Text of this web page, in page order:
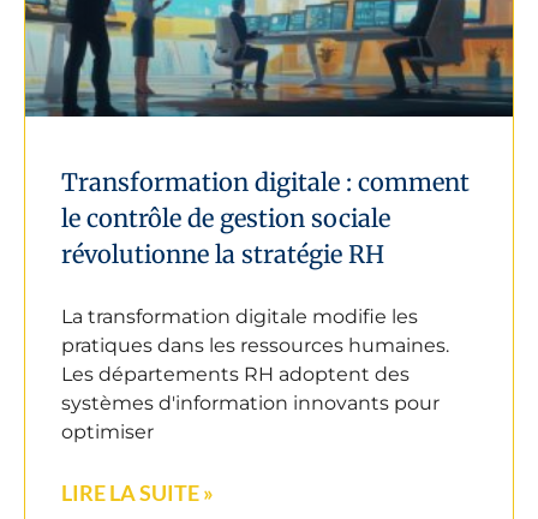
Transformation digitale : comment
le contrôle de gestion sociale
révolutionne la stratégie RH
La transformation digitale modifie les
pratiques dans les ressources humaines.
Les départements RH adoptent des
systèmes d'information innovants pour
optimiser
LIRE LA SUITE »